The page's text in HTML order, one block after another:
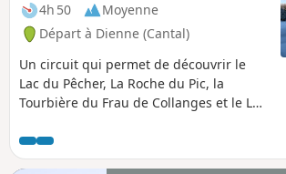
4h 50
Moyenne
Départ à Dienne (Cantal)
Un circuit qui permet de découvrir le
Lac du Pêcher, La Roche du Pic, la
Tourbière du Frau de Collanges et le Lac
rencontré un loup l'hiver 2017. Puis je
l'ai oublié jusqu'au début 2025. Celui ci